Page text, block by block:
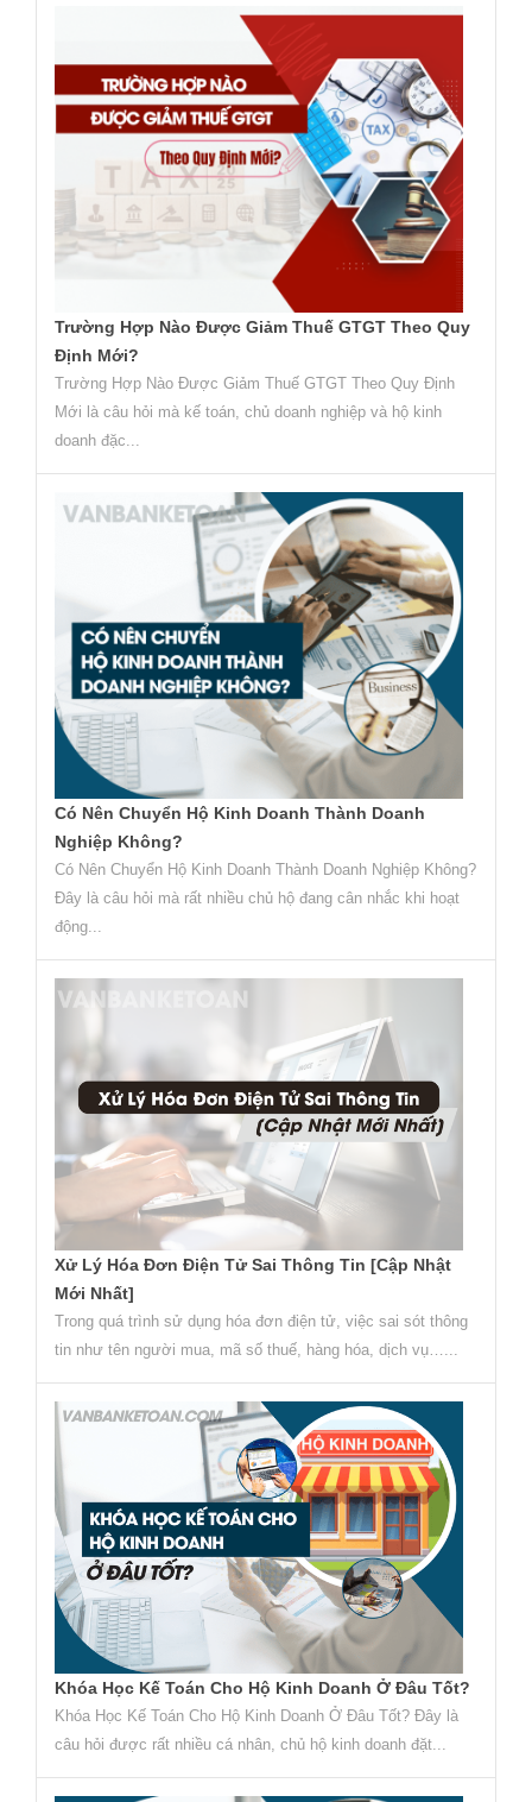
Trường Hợp Nào Được Giảm Thuế GTGT Theo Quy
Định Mới?
Trường Hợp Nào Được Giảm Thuế GTGT Theo Quy Định
Mới là câu hỏi mà kế toán, chủ doanh nghiệp và hộ kinh
doanh đặc...
Có Nên Chuyển Hộ Kinh Doanh Thành Doanh
Nghiệp Không?
Có Nên Chuyển Hộ Kinh Doanh Thành Doanh Nghiệp Không?
Đây là câu hỏi mà rất nhiều chủ hộ đang cân nhắc khi hoạt
động...
Xử Lý Hóa Đơn Điện Tử Sai Thông Tin [Cập Nhật
Mới Nhất]
Trong quá trình sử dụng hóa đơn điện tử, việc sai sót thông
tin như tên người mua, mã số thuế, hàng hóa, dịch vụ…...
Khóa Học Kế Toán Cho Hộ Kinh Doanh Ở Đâu Tốt?
Khóa Học Kế Toán Cho Hộ Kinh Doanh Ở Đâu Tốt? Đây là
câu hỏi được rất nhiều cá nhân, chủ hộ kinh doanh đặt...